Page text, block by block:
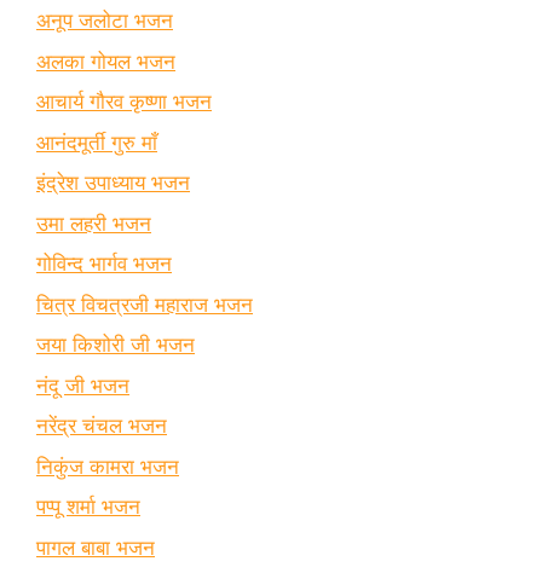
अनूप जलोटा भजन
अलका गोयल भजन
आचार्य गौरव कृष्णा भजन
आनंदमूर्ती गुरु माँ
इंद्रेश उपाध्याय भजन
उमा लहरी भजन
गोविन्द भार्गव भजन
चित्र विचत्रजी महाराज भजन
जया किशोरी जी भजन
नंदू जी भजन
नरेंद्र चंचल भजन
निकुंज कामरा भजन
पप्पू शर्मा भजन
पागल बाबा भजन